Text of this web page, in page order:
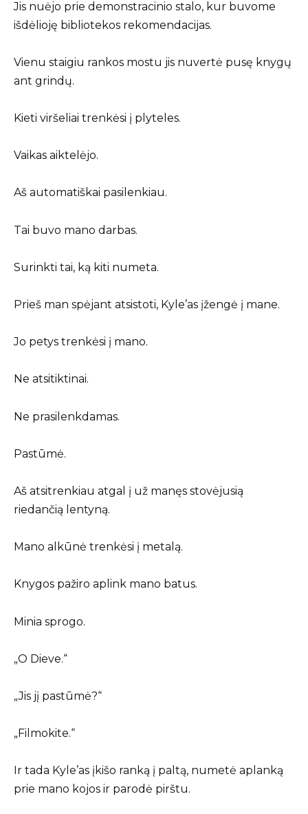
Jis nuėjo prie demonstracinio stalo, kur buvome
išdėlioję bibliotekos rekomendacijas.
Vienu staigiu rankos mostu jis nuvertė pusę knygų
ant grindų.
Kieti viršeliai trenkėsi į plyteles.
Vaikas aiktelėjo.
Aš automatiškai pasilenkiau.
Tai buvo mano darbas.
Surinkti tai, ką kiti numeta.
Prieš man spėjant atsistoti, Kyle’as įžengė į mane.
Jo petys trenkėsi į mano.
Ne atsitiktinai.
Ne prasilenkdamas.
Pastūmė.
Aš atsitrenkiau atgal į už manęs stovėjusią
riedančią lentyną.
Mano alkūnė trenkėsi į metalą.
Knygos pažiro aplink mano batus.
Minia sprogo.
„O Dieve.“
„Jis jį pastūmė?“
„Filmokite.“
Ir tada Kyle’as įkišo ranką į paltą, numetė aplanką
prie mano kojos ir parodė pirštu.